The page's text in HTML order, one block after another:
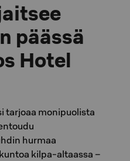
päässä
Hotel
tarjoaa monipuolista
hurmaa
kilpa-altaassa –